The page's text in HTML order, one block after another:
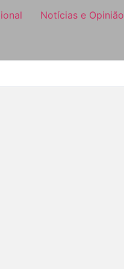
Notícias e Opinião